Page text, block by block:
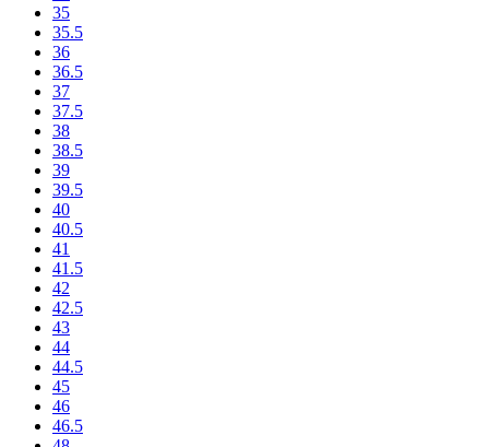
35
35.5
36
36.5
37
37.5
38
38.5
39
39.5
40
40.5
41
41.5
42
42.5
43
44
44.5
45
46
46.5